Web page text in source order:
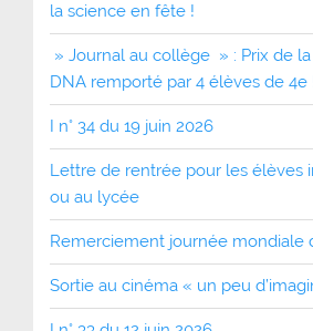
la science en fête !
» Journal au collège » : Prix de
DNA remporté par 4 élèves de 4e
I n° 34 du 19 juin 2026
Lettre de rentrée pour les élèves
ou au lycée
Remerciement journée mondiale
Sortie au cinéma « un peu